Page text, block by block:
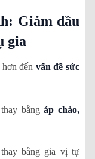
Giảm dầu
gia
đến vấn đề sức
thay bằngáp chảo,
bằng gia vị tự